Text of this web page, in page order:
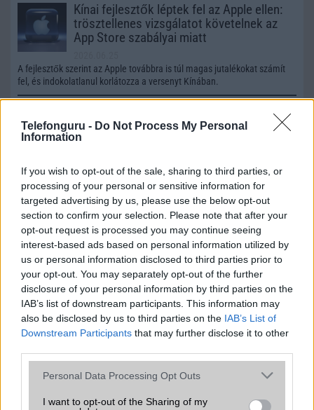
Telefonguru - Do Not Process My Personal
Information
If you wish to opt-out of the sale, sharing to third parties, or
processing of your personal or sensitive information for
targeted advertising by us, please use the below opt-out
section to confirm your selection. Please note that after your
opt-out request is processed you may continue seeing
interest-based ads based on personal information utilized by
us or personal information disclosed to third parties prior to
your opt-out. You may separately opt-out of the further
disclosure of your personal information by third parties on the
IAB’s list of downstream participants. This information may
also be disclosed by us to third parties on the IAB’s List of
Downstream Participants that may further disclose it to other
Please note that this website/app uses one or more Google
not limited to your visit or usage behaviour. You may click to
Personal Data Processing Opt Outs
I want to opt-out of the Sharing of my
Kínai fejlesztők léptek fel az Apple ellen:
trösztellenes vizsgálatot követelnek az
App Store szabályai miatt
A fejlesztők szerint az Apple továbbra is túl magas jutalékokat számít
fel, és indokolatlanul korlátozza a versenyt Kínában.
Vastagabb lehet az iPhone 18 Pro Max –
de ennek jó oka van
2026.04.23
Az Apple következő csúcsmobilja apró, de fontos dizájnváltozással
érkezhet.
Négy új műholdas funkció érkezhet az
iPhone-ra az Apple és az Amazon
együttműködésével
Az Apple műholdas fejlesztései új szintre léphetnek, miután stratégiai
együttműködés körvonalazódik az Amazonnal.
A Google végre kijavít néhány régóta
bosszantó problémát
2026.04.07
Android 17: csendes, de annál fontosabb fejlődés érkezik több fronton is
az új rendszerrel.
Apple nagy AI dobásra készül a WWDC